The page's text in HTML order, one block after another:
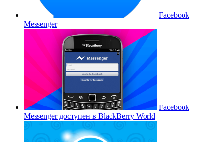
Facebook
Messenger
Facebook
Messenger доступен в BlackBerry World